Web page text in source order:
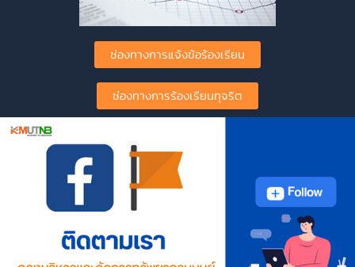
ช่องทางการแจ้งข้อร้องเรียน
ช่องทางการร้องเรียนทุจริต